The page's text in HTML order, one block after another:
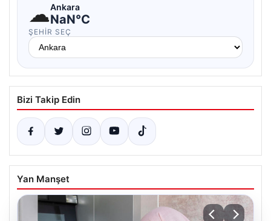
☁Ankara
NaN°C
ŞEHIR SEÇ
Bizi Takip Edin
Yan Manşet